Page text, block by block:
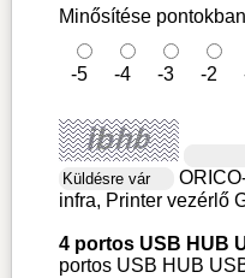
Minősítése
-5 -4 -3 -2
infra, Printer vezérlő
4 portos USB HUB
portos USB HUB